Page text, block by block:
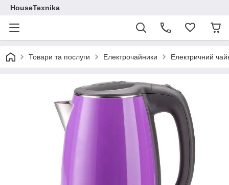
HouseTexnika
Товари та послуги Електрочайники Електричний